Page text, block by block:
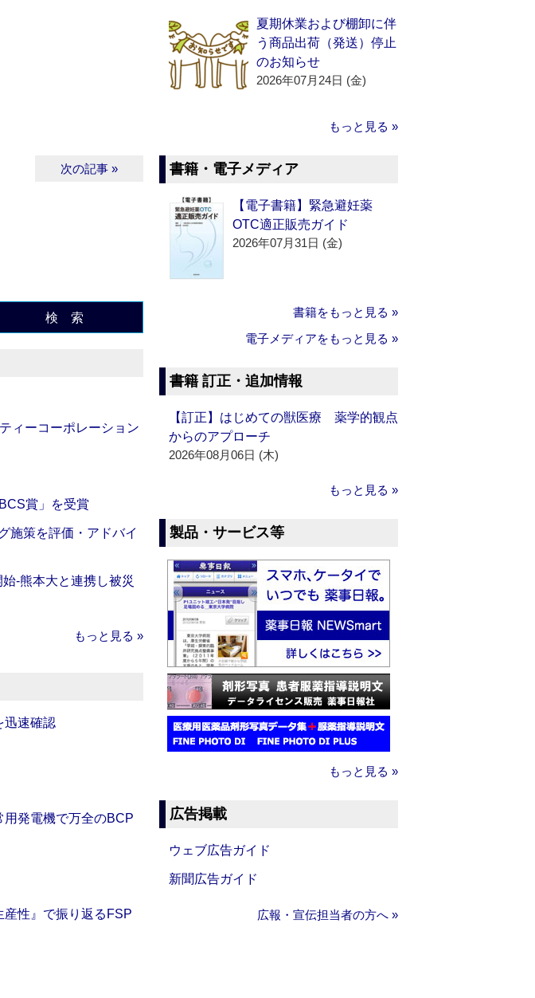
次の記事 »
検 索
ィーコーポレーション
賞」を受賞
施策を評価・アドバイ
‐熊本大と連携し被災
もっと見る »
迅速確認
発電機で万全のBCP
産性』で振り返るFSP
夏期休業および棚卸に伴
う商品出荷（発送）停止
のお知らせ
2026年07月24日 (金)
もっと見る »
書籍・電子メディア
【電子書籍】緊急避妊薬
OTC適正販売ガイド
2026年07月31日 (金)
書籍をもっと見る »
電子メディアをもっと見る »
書籍 訂正・追加情報
【訂正】はじめての獣医療 薬学的観点
からのアプローチ
2026年08月06日 (木)
もっと見る »
製品・サービス等
もっと見る »
広告掲載
ウェブ広告ガイド
新聞広告ガイド
広報・宣伝担当者の方へ »